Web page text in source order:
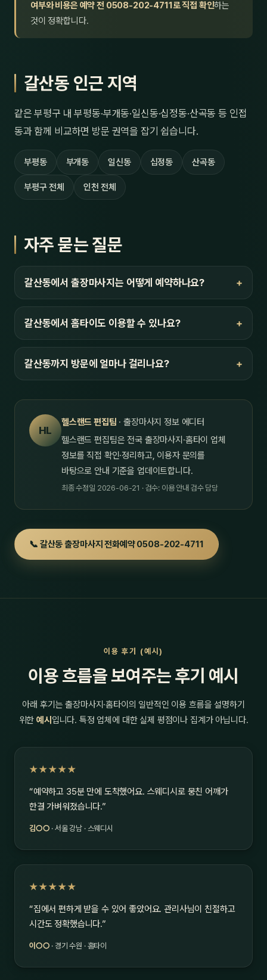
여부와 비용은 예약 전 0508-202-4711로 직접 확인하는
것이 정확합니다.
갈산동 인근 지역
같은 부평구 내 부평동·부개동·일신동·십정동·산곡동 등 인접
동과 함께 비교하면 방문 권역을 잡기 쉽습니다.
부평동 부개동 일신동 십정동 산곡동
부평구 전체 인천 전체
자주 묻는 질문
갈산동에서 출장마사지는 어떻게 예약하나요?
갈산동에서 홈타이도 이용할 수 있나요?
갈산동까지 방문에 얼마나 걸리나요?
HL
헬스랜드 편집팀 · 출장마사지 정보 에디터
헬스랜드 편집팀은 전국 출장마사지·홈타이 업체
정보를 직접 확인·정리하고, 이용자 문의를
바탕으로 안내 기준을 업데이트합니다.
최종 수정일 2026-06-21 · 검수: 이용 안내 검수 담당
📞 갈산동 출장마사지 전화예약 0508-202-4711
이용 후기 (예시)
이용 흐름을 보여주는 후기 예시
아래 후기는 출장마사지·홈타이의 일반적인 이용 흐름을 설명하기
위한예시 입니다. 특정 업체에 대한 실제 평점이나 집계가 아닙니다.
★★★★★
“예약하고 35분 만에 도착했어요. 스웨디시로 뭉친 어깨가
한결 가벼워졌습니다.”
김○○ · 서울 강남 · 스웨디시
★★★★★
“집에서 편하게 받을 수 있어 좋았어요. 관리사님이 친절하고
시간도 정확했습니다.”
이○○ · 경기 수원 · 홈타이